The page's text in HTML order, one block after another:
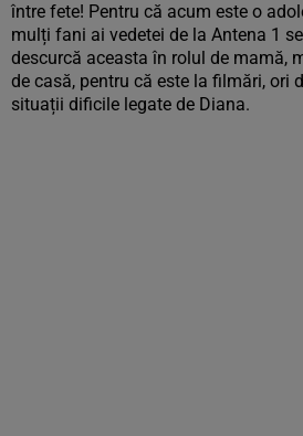
între fete! Pentru că acum este o
mulți fani ai vedetei de la Antena 1
descurcă aceasta în rolul de mamă,
de casă, pentru că este la filmări, ori
situații dificile legate de Diana.